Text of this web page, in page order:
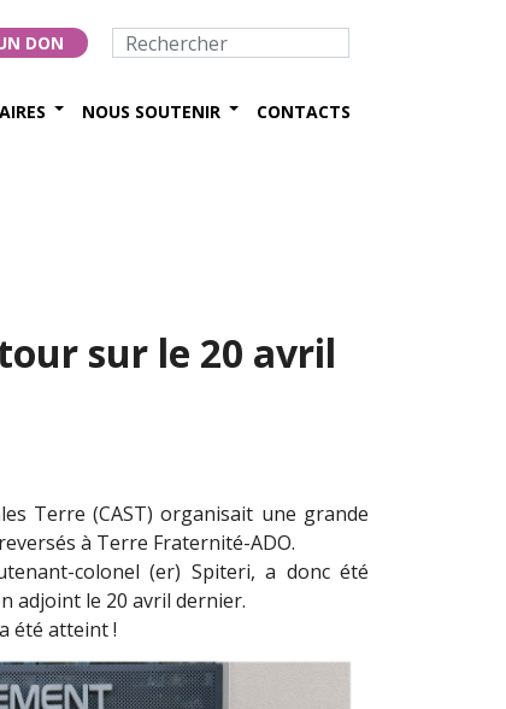
DON
NOUS SOUTENIR CONTACTS
sur le 20 avril
Terre (CAST) organisait une grande
à Terre Fraternité-ADO.
colonel (er) Spiteri, a donc été
adjoint le 20 avril dernier.
été atteint !